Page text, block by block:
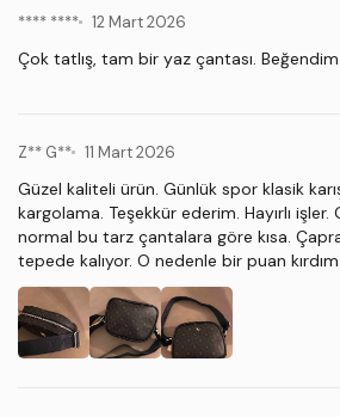
**** **** 12 Mart 2026
Çok tatlış, tam bir yaz çantası.
Z** G** 11 Mart 2026
Güzel kaliteli ürün. Günlük spor klasik
kargolama. Teşekkür ederim. Hayırlı işler.
normal bu tarz çantalara göre kısa.
tepede kalıyor. O nedenle bir puan kırdım.